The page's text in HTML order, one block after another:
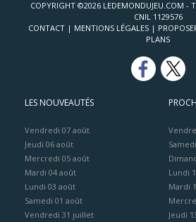
COPYRIGHT ©2026 LEDEMONDUJEU.COM -
CNIL 1129576
CONTACT | MENTIONS LÉGALES |
PLANS
LES NOUVEAUTÉS
Vendredi 07 août
Jeudi 06 août
Mercredi 05 août
Mardi 04 août
Lundi 03 août
Samedi 01 août
Vendredi 31 juillet
Lundi
Mardi
Jeudi